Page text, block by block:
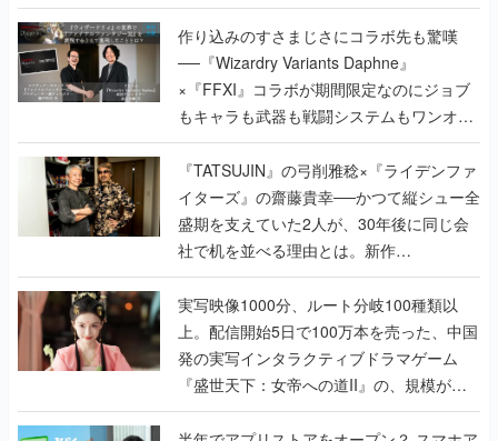
作り込みのすさまじさにコラボ先も驚嘆
──『Wizardry Variants Daphne』
×『FFXI』コラボが期間限定なのにジョブ
もキャラも武器も戦闘システムもワンオフ
で作り込まれた理由を両ディレクターに聞
く
『TATSUJIN』の弓削雅稔×『ライデンファ
イターズ』の齋藤貴幸──かつて縦シュー全
盛期を支えていた2人が、30年後に同じ会
社で机を並べる理由とは。新作
『TATSUJIN EXTREME』で初タッグを組
んだレジェンド2人に訊く開発秘話
実写映像1000分、ルート分岐100種類以
上。配信開始5日で100万本を売った、中国
発の実写インタラクティブドラマゲーム
『盛世天下：女帝への道II』の、規模が違
うこだわりをプロデューサーに聞いた